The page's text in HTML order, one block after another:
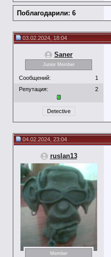
Поблагодарили: 6
03.02.2024, 18:04
Saner
Junior Member
Сообщений:
1
Репутация:
2
Detective
04.02.2024, 23:04
ruslan13
Member